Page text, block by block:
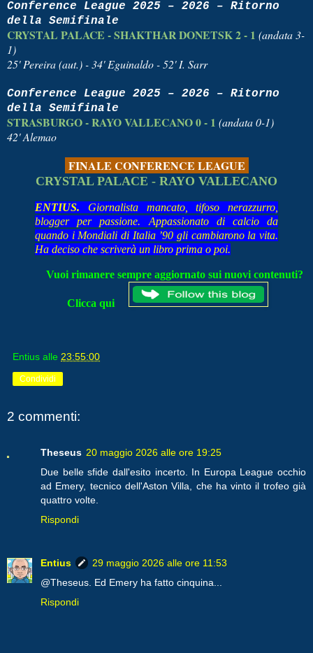
Conference League 2025 – 2026 – Ritorno
della Semifinale
CRYSTAL PALACE - SHAKTHAR DONETSK 2 - 1 (andata 3-
1)
25' Pereira (aut.) - 34' Eguinaldo - 52' I. Sarr
Conference League 2025 – 2026 – Ritorno
della Semifinale
STRASBURGO - RAYO VALLECANO 0 - 1 (andata 0-1)
42' Alemao
FINALE CONFERENCE LEAGUE
CRYSTAL PALACE - RAYO VALLECANO
ENTIUS. Giornalista mancato, tifoso nerazzurro,
blogger per passione. Appassionato di calcio da
quando i Mondiali di Italia ’90 gli cambiarono la vita.
Ha deciso che scriverà un libro prima o poi.
Vuoi rimanere sempre aggiornato sui nuovi contenuti?
Clicca qui
Entius alle 23:55:00
Condividi
2 commenti:
Theseus 20 maggio 2026 alle ore 19:25
Due belle sfide dall'esito incerto. In Europa League occhio
ad Emery, tecnico dell'Aston Villa, che ha vinto il trofeo già
quattro volte.
Rispondi
Entius
29 maggio 2026 alle ore 11:53
@Theseus. Ed Emery ha fatto cinquina...
Rispondi